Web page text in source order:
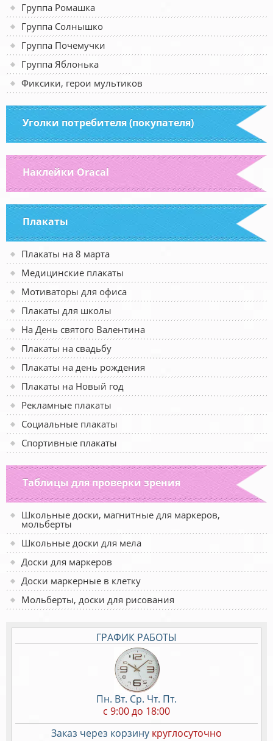
Группа Ромашка
Группа Солнышко
Группа Почемучки
Группа Яблонька
Фиксики, герои мультиков
Уголки потребителя (покупателя)
Наклейки Oracal
Плакаты
Плакаты на 8 марта
Медицинские плакаты
Мотиваторы для офиса
Плакаты для школы
На День святого Валентина
Плакаты на свадьбу
Плакаты на день рождения
Плакаты на Новый год
Рекламные плакаты
Социальные плакаты
Спортивные плакаты
Таблицы для проверки зрения
Школьные доски, магнитные для маркеров,
мольберты
Школьные доски для мела
Доски для маркеров
Доски маркерные в клетку
Мольберты, доски для рисования
ГРАФИК РАБОТЫ
Пн. Вт. Ср. Чт. Пт.
c 9:00 до 18:00
Заказ через корзину круглосуточно